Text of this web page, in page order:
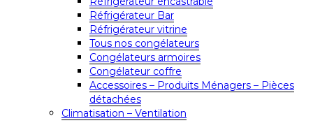
Réfrigérateur Bar
Réfrigérateur vitrine
Tous nos congélateurs
Congélateurs armoires
Congélateur coffre
Accessoires – Produits Ménagers – Pièces
détachées
Climatisation – Ventilation